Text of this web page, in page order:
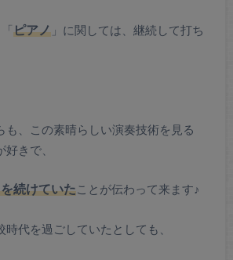
「ピアノ」 に関しては、継続して打ち
も、この素晴らしい演奏技術を見る
きで、
続けていたことが伝わって来ます♪
代を過ごしていたとしても、